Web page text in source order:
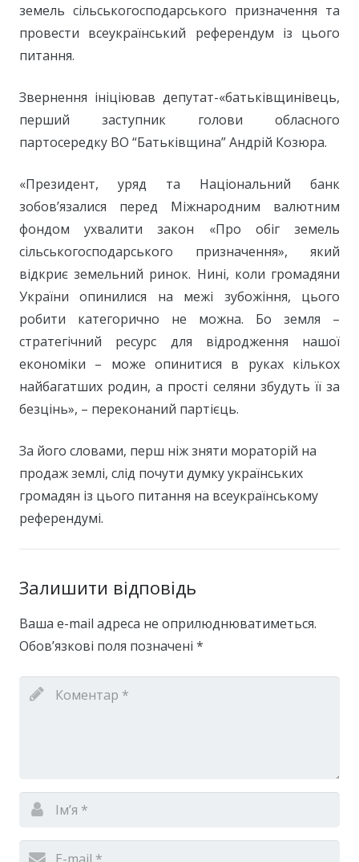
земель сільськогосподарського призначення та
провести всеукраїнський референдум із цього
питання.
Звернення ініціював депутат-«батьківщинівець,
перший заступник голови обласного
партосередку ВО “Батьківщина” Андрій Козюра.
«Президент, уряд та Національний банк
зобов’язалися перед Міжнародним валютним
фондом ухвалити закон «Про обіг земель
сільськогосподарського призначення», який
відкриє земельний ринок. Нині, коли громадяни
України опинилися на межі зубожіння, цього
робити категорично не можна. Бо земля –
стратегічний ресурс для відродження нашої
економіки – може опинитися в руках кількох
найбагатших родин, а прості селяни збудуть її за
безцінь», – переконаний партієць.
За його словами, перш ніж зняти мораторій на
продаж землі, слід почути думку українських
громадян із цього питання на всеукраїнському
референдумі.
Залишити відповідь
Ваша e-mail адреса не оприлюднюватиметься.
Обов’язкові поля позначені *